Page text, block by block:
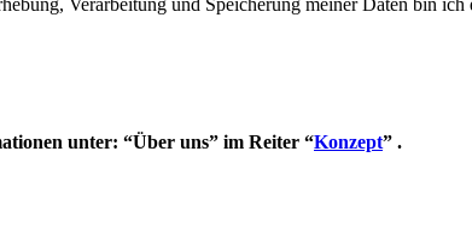
unter: “Über uns” im Reiter “Konzept” .